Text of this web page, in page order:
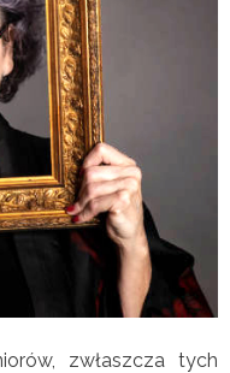
zwłaszcza tych